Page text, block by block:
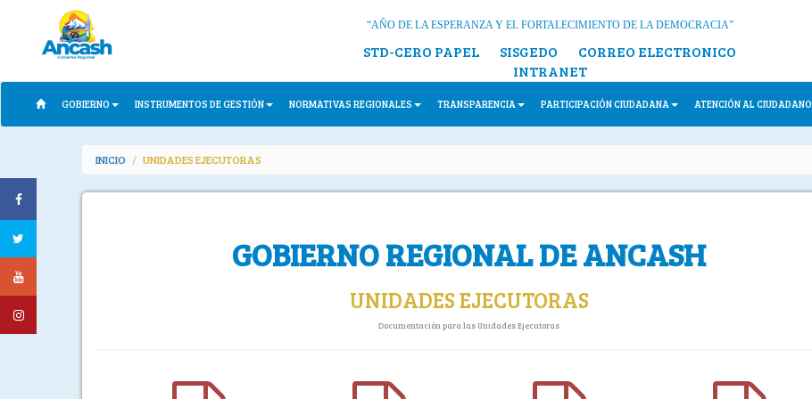
“AÑO DE LA ESPERANZA Y EL FORTALECIMIENTO DE LA DEMOCRACIA”
STD-CERO PAPEL SISGEDO
CORREO ELECTRONICO
INTRANET
GOBIERNO INSTRUMENTOS DE GESTIÓN NORMATIVAS REGIONALES TRANSPARENCIA PARTICIPACIÓN CIUDADANA ATENCIÓN AL CIUDADANO
INICIO UNIDADES EJECUTORAS
GOBIERNO REGIONAL DE ANCASH
UNIDADES EJECUTORAS
Documentación para las Unidades Ejecutoras